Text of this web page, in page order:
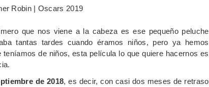
que nos viene a la cabeza es ese pequeño peluche
tantas tardes cuando éramos niños, pero ya hemos
de niños, esta película lo que quiere hacernos es
de 2018, es decir, con casi dos meses de retraso